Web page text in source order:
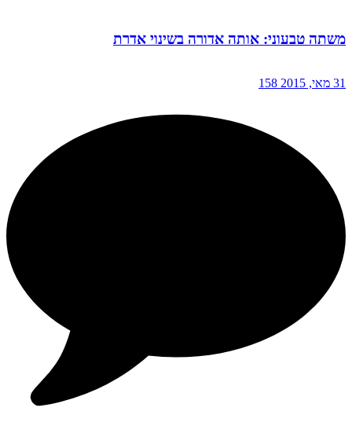
משתה טבעוני: אותה אדורה בשינוי אדרת
31 מאי, 2015 158